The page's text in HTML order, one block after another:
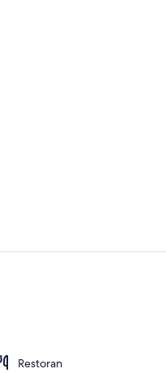
Restoran